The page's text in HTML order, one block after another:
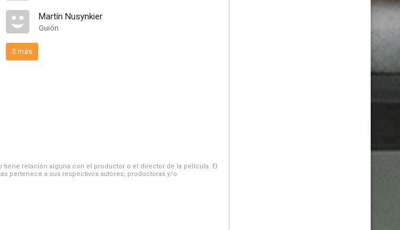
Martín Nusynkier
Guión
3 más
relación alguna con el productor o el director de la película. El
pertenece a sus respectivos autores, productoras y/o